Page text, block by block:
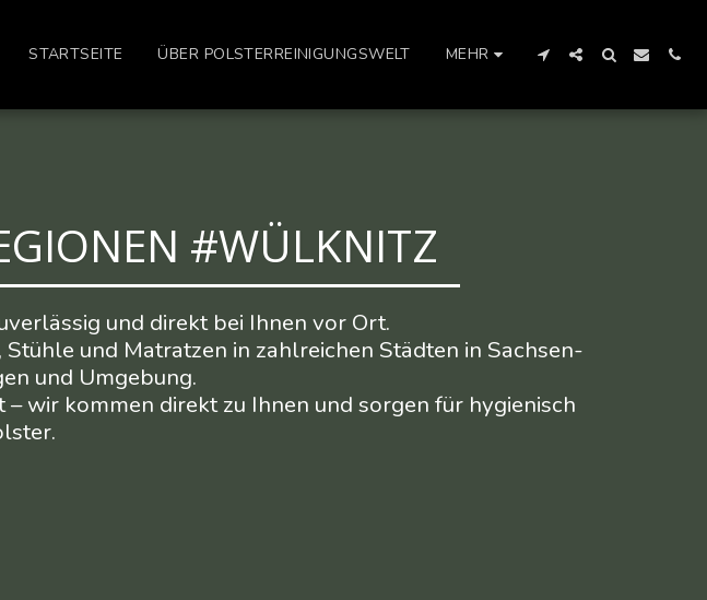
STARTSEITE ÜBER POLSTERREINIGUNGSWELT MEHR
#WÜLKNITZ
und direkt bei Ihnen vor Ort.
und Matratzen in zahlreichen Städten in Sachsen-
und Umgebung.
wir kommen direkt zu Ihnen und sorgen für hygienisch